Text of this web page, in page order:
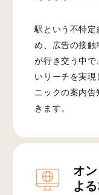
駅という不特定
め、広告の接触
が行き交う中で
いリーチを実現
ニックの案内
きます。
オ
よ